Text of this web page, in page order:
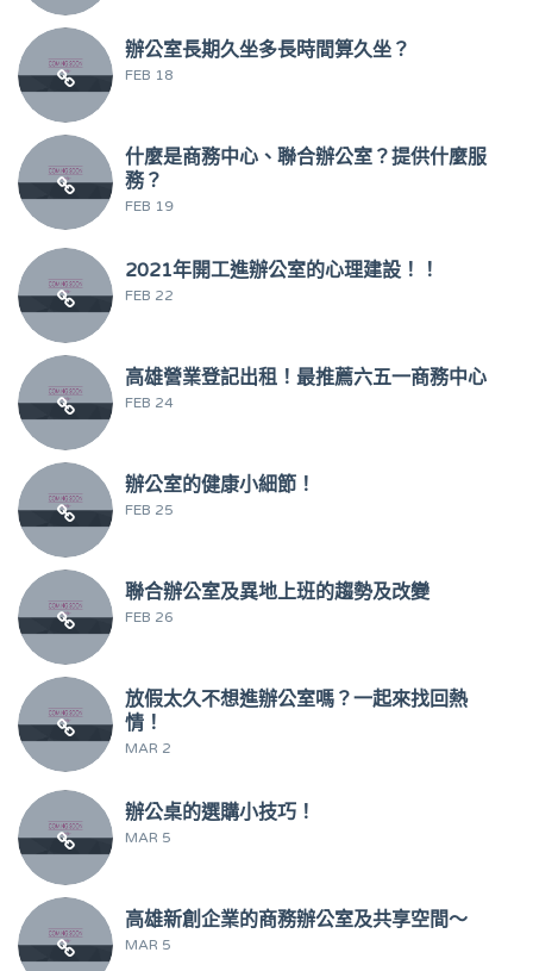
辦公室長期久坐多長時間算久坐？
FEB 18
什麼是商務中心、聯合辦公室？提供什麼服
務？
FEB 19
2021年開工進辦公室的心理建設！！
FEB 22
高雄營業登記出租！最推薦六五一商務中心
FEB 24
辦公室的健康小細節！
FEB 25
聯合辦公室及異地上班的趨勢及改變
FEB 26
放假太久不想進辦公室嗎？一起來找回熱
情！
MAR 2
辦公桌的選購小技巧！
MAR 5
高雄新創企業的商務辦公室及共享空間～
MAR 5